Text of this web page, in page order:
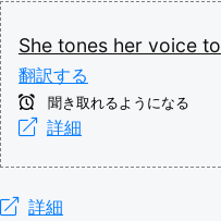
She tones her voice to
翻訳する
聞き取れるようになる
詳細
詳細